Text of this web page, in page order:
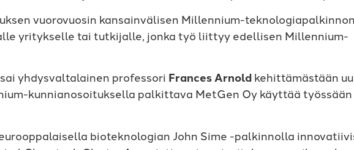
vuorovuosin kansainvälisen Millennium-
yritykselle tai tutkijalle, jonka työ liittyy edellisen Millennium-
yhdysvaltalainen professori Frances Arnoldkehittämästään
kunnianosoituksella palkittava MetGen Oy käyttää työssään
bioteknologian John Sime -palkinnolla